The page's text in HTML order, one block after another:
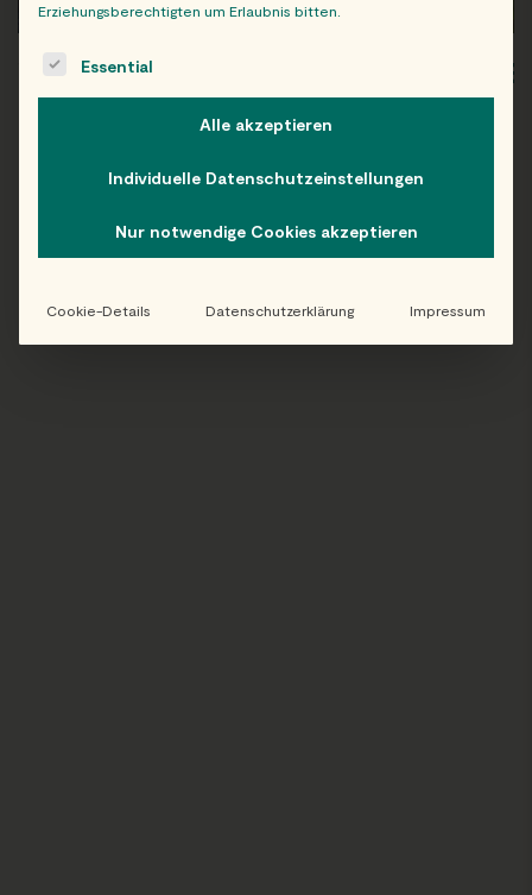
WIEN
Folge uns auf Instagram!
Erziehungsberechtigten um Erlaubnis bitten.
The following is a list of service groups for which consent
Essential
Alle akzeptieren
Individuelle Datenschutzeinstellungen
Nur notwendige Cookies akzeptieren
Cookie-Details Datenschutzerklärung Impressum